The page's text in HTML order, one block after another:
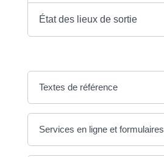
État des lieux de sortie
Textes de référence
Services en ligne et formulaires